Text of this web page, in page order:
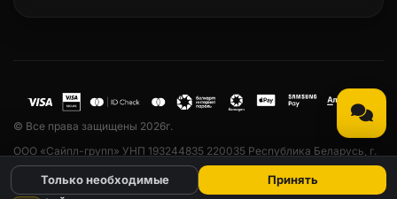
© Все права защищены 2026г.
ООО «Сайпл-групп» УНП 193244835 220035 Республика Беларусь, г.
Минск, ул. Тарханова, 13а, пом. 33. Свидетельство о государственной
регистрации № 193244835 от 23.04.2019 выдано Минским
Только необходимые Принять